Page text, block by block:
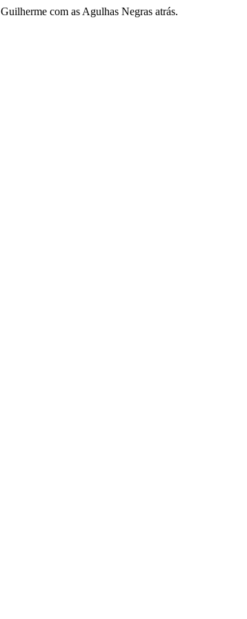
Guilherme com as Agulhas Negras atrás.